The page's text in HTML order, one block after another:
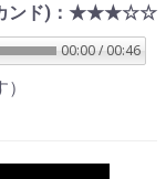
カンド)：★★★☆☆
00:00 / 00:46